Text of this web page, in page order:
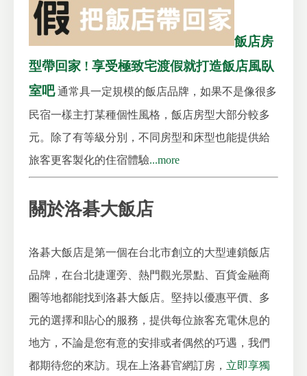
飯店房
型帶回家 ! 享受極致宅渡假就打造飯店風臥
室吧 通常具一定規模的飯店品牌，如果不是像很多
民宿一樣主打某種個性風格，飯店房型大部分較多
元。除了有等級分別，不同房型和床型也能提供給
旅客更客製化的住宿體驗...more
關於洛碁大飯店
洛碁大飯店是第一個在台北市創立的大型連鎖飯店
品牌，在台北捷運旁、熱門觀光景點、百貨金融商
圈等地都能找到洛碁大飯店。堅持以優惠平價、多
元的選擇和貼心的服務，提供每位旅客充電休息的
地方，不論是您有意的安排或者偶然的巧遇，我們
都期待您的來訪。現在上洛碁官網訂房， 立即享獨